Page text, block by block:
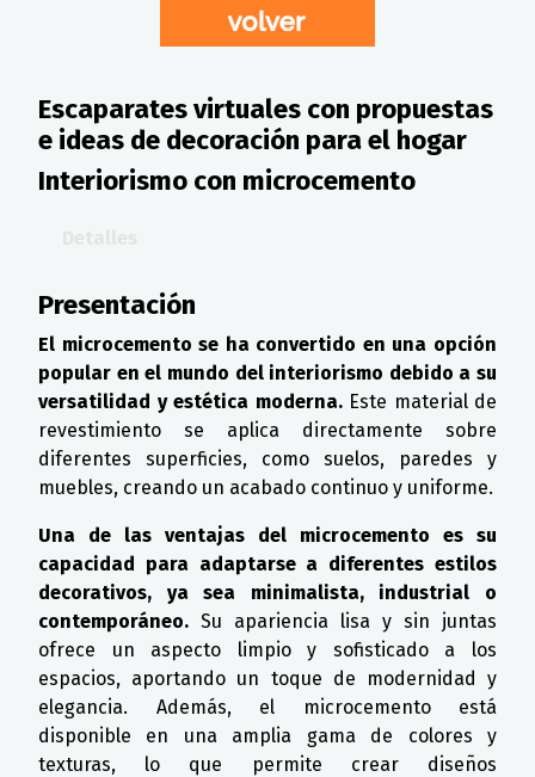
Escaparates virtuales con propuestas
e ideas de decoración para el hogar
Interiorismo con microcemento
Presentación
El microcemento se ha convertido en una opción
popular en el mundo del interiorismo debido a su
versatilidad y estética moderna.Este material de
revestimiento se aplica directamente sobre
diferentes superficies, como suelos, paredes y
muebles, creando un acabado continuo y uniforme.
Una de las ventajas del microcemento es su
capacidad para adaptarse a diferentes estilos
decorativos, ya sea minimalista, industrial o
contemporáneo. Su apariencia lisa y sin juntas
ofrece un aspecto limpio y sofisticado a los
espacios, aportando un toque de modernidad y
elegancia. Además, el microcemento está
disponible en una amplia gama de colores y
texturas, lo que permite crear diseños